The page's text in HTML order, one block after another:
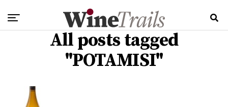
All posts tagged
"POTAMISI"